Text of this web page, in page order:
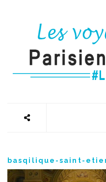
basqilique-saint-